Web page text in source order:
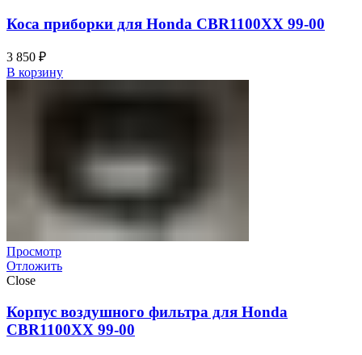
Коса приборки для Honda CBR1100XX 99-00
3 850 ₽
В корзину
Просмотр
Отложить
Close
Корпус воздушного фильтра для Honda
CBR1100XX 99-00